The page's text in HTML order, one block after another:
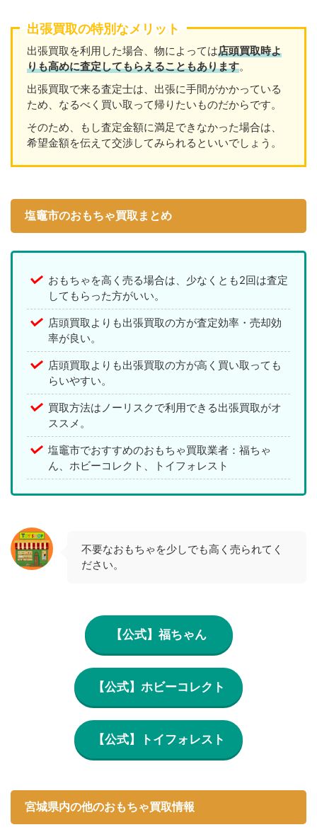
出張買取の特別なメリット
出張買取を利用した場合、物によっては店頭買取時よ
りも高めに査定してもらえることもあります。
出張買取で来る査定士は、出張に手間がかかっている
ため、なるべく買い取って帰りたいものだからです。
そのため、もし査定金額に満足できなかった場合は、
希望金額を伝えて交渉してみられるといいでしょう。
塩竈市のおもちゃ買取まとめ
おもちゃを高く売る場合は、少なくとも2回は査定
してもらった方がいい。
店頭買取よりも出張買取の方が査定効率・売却効
率が良い。
店頭買取よりも出張買取の方が高く買い取っても
らいやすい。
買取方法はノーリスクで利用できる出張買取がオ
ススメ。
塩竈市でおすすめのおもちゃ買取業者：福ちゃ
ん、ホビーコレクト、トイフォレスト
不要なおもちゃを少しでも高く売られてく
ださい。
【公式】福ちゃん
【公式】ホビーコレクト
【公式】トイフォレスト
宮城県内の他のおもちゃ買取情報